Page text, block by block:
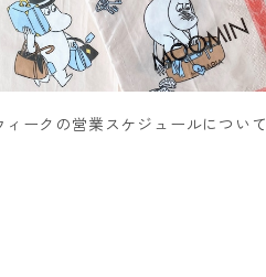
雑貨柄
マキ
Fashion
ーム・ディスプレイ用品
ィークの営業スケジュールについて